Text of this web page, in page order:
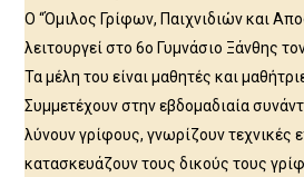
Ο “Όμιλος Γρίφων, Παιχνιδιών και
λειτουργεί στο 6ο Γυμνάσιο Ξάνθης
Τα μέλη του είναι μαθητές και
Συμμετέχουν στην εβδομαδιαία
λύνουν γρίφους, γνωρίζουν τεχνικές
κατασκευάζουν τους δικούς τους